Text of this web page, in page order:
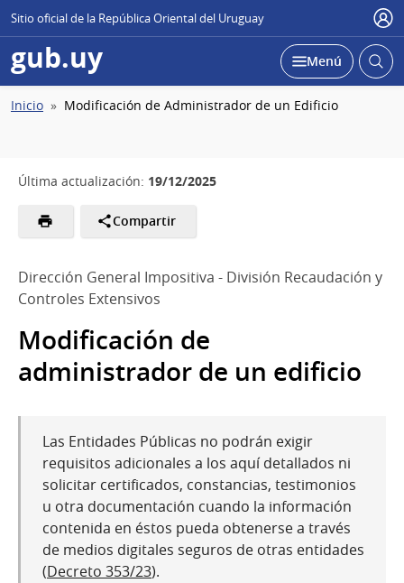
Sitio oficial de la República Oriental del Uruguay
gub.uy Desplegar
Menú Abrir
Ruta
Inicio Modificación de Administrador de un Edificio
Última actualización: 19/12/2025
Compartir
Dirección General Impositiva - División Recaudación y
Controles Extensivos
Modificación de
administrador de un edificio
Las Entidades Públicas no podrán exigir
requisitos adicionales a los aquí detallados ni
solicitar certificados, constancias, testimonios
u otra documentación cuando la información
contenida en éstos pueda obtenerse a través
de medios digitales seguros de otras entidades
(Decreto 353/23).